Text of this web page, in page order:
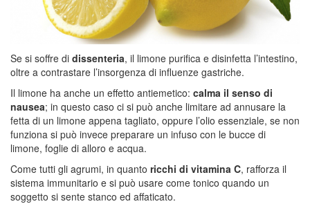
Se si soffre di dissenteria, il limone purifica e disinfetta l’intestino,
oltre a contrastare l’insorgenza di influenze gastriche.
Il limone ha anche un effetto antiemetico: calma il senso di
nausea; in questo caso ci si può anche limitare ad annusare la
fetta di un limone appena tagliato, oppure l’olio essenziale, se non
funziona si può invece preparare un infuso con le bucce di
limone, foglie di alloro e acqua.
Come tutti gli agrumi, in quanto ricchi di vitamina C, rafforza il
sistema immunitario e si può usare come tonico quando un
soggetto si sente stanco ed affaticato.